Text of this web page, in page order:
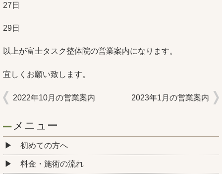
27日
29日
以上が富士タスク整体院の営業案内になります。
宜しくお願い致します。
2022年10月の営業案内 2023年1月の営業案内
メニュー
初めての方へ
料金・施術の流れ